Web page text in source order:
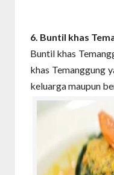
6. Buntil khas
Buntil khas
khas Temanggung
keluarga maupun